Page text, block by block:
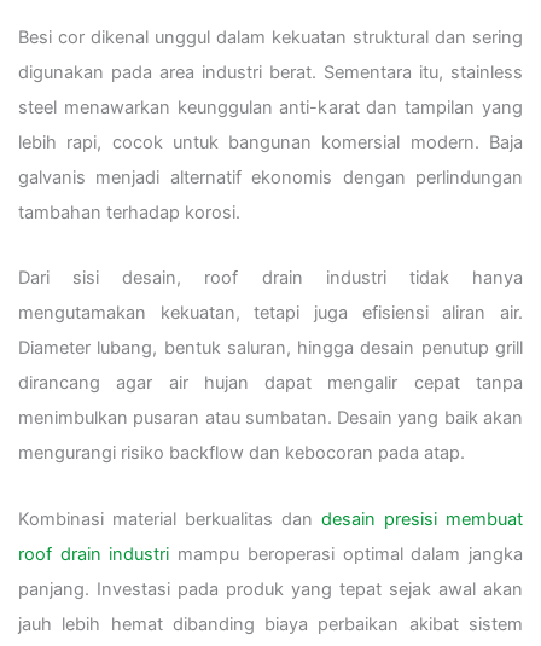
Besi cor dikenal unggul dalam kekuatan struktural dan sering
digunakan pada area industri berat. Sementara itu, stainless
steel menawarkan keunggulan anti-karat dan tampilan yang
lebih rapi, cocok untuk bangunan komersial modern. Baja
galvanis menjadi alternatif ekonomis dengan perlindungan
tambahan terhadap korosi.
Dari sisi desain, roof drain industri tidak hanya
mengutamakan kekuatan, tetapi juga efisiensi aliran air.
Diameter lubang, bentuk saluran, hingga desain penutup grill
dirancang agar air hujan dapat mengalir cepat tanpa
menimbulkan pusaran atau sumbatan. Desain yang baik akan
mengurangi risiko backflow dan kebocoran pada atap.
Kombinasi material berkualitas dan desain presisi membuat
roof drain industri mampu beroperasi optimal dalam jangka
panjang. Investasi pada produk yang tepat sejak awal akan
jauh lebih hemat dibanding biaya perbaikan akibat sistem